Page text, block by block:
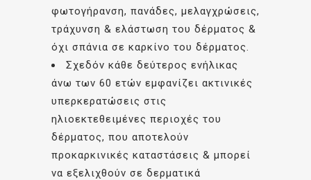
φωτογήρανση, πανάδες, μελαγχρώσεις,
τράχυνση & ελάστωση του δέρματος &
όχι σπάνια σε καρκίνο του δέρματος.
Σχεδόν κάθε δεύτερος ενήλικας
άνω των 60 ετών εμφανίζει ακτινικές
υπερκερατώσεις στις
ηλιοεκτεθειμένες περιοχές του
δέρματος, που αποτελούν
προκαρκινικές καταστάσεις & μπορεί
να εξελιχθούν σε δερματικά